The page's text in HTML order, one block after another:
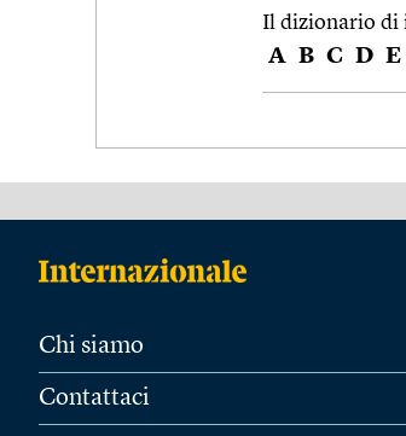
Il dizionario di
A B C D E
Chi siamo
Contattaci